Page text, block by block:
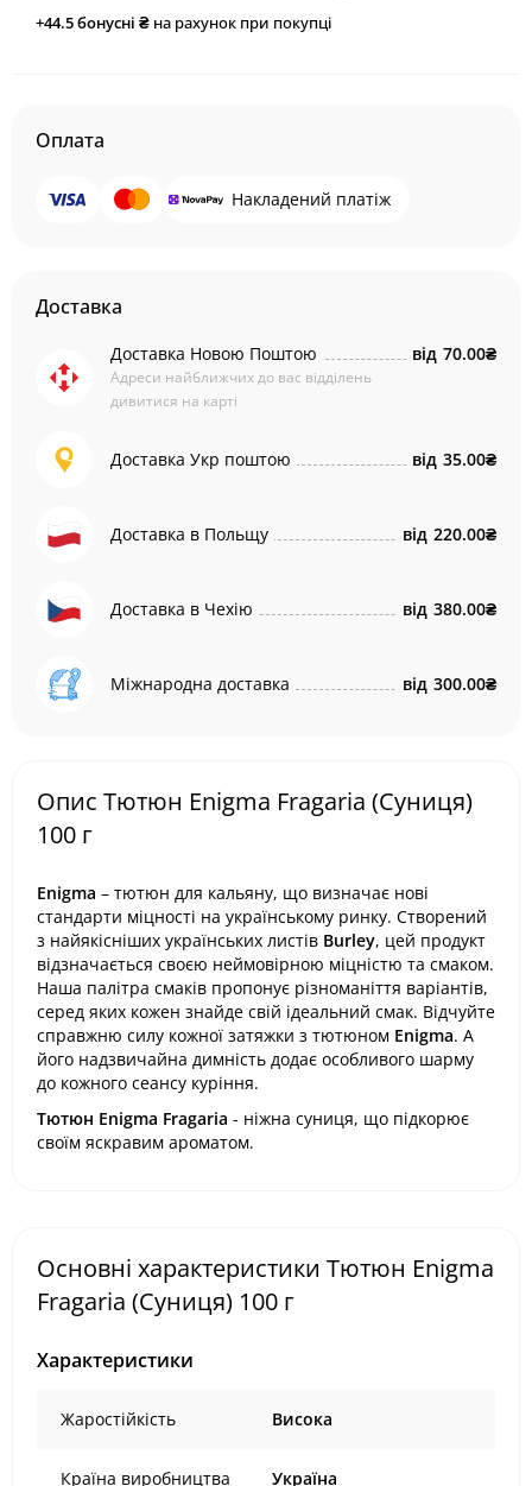
+44.5бонусні ₴ на рахунок при покупці
Оплата
Накладений платіж
Доставка
Доставка Новою Поштою
Адреси найближчих до вас відділень
дивитися на карті
від 70.00₴
Доставка Укр поштою від 35.00₴
Доставка в Польщу від 220.00₴
Доставка в Чехію від 380.00₴
Міжнародна доставка від 300.00₴
Опис Тютюн Enigma Fragaria (Суниця)
100 г
Enigma – тютюн для кальяну, що визначає нові
стандарти міцності на українському ринку. Створений
з найякісніших українських листів Burley, цей продукт
відзначається своєю неймовірною міцністю та смаком.
Наша палітра смаків пропонує різноманіття варіантів,
серед яких кожен знайде свій ідеальний смак. Відчуйте
справжню силу кожної затяжки з тютюном Enigma. А
його надзвичайна димність додає особливого шарму
до кожного сеансу куріння.
Тютюн Enigma Fragaria - ніжна суниця, що підкорює
своїм яскравим ароматом.
Основні характеристики Тютюн Enigma
Fragaria (Суниця) 100 г
Характеристики
Жаростійкість Висока
Країна виробництва Україна